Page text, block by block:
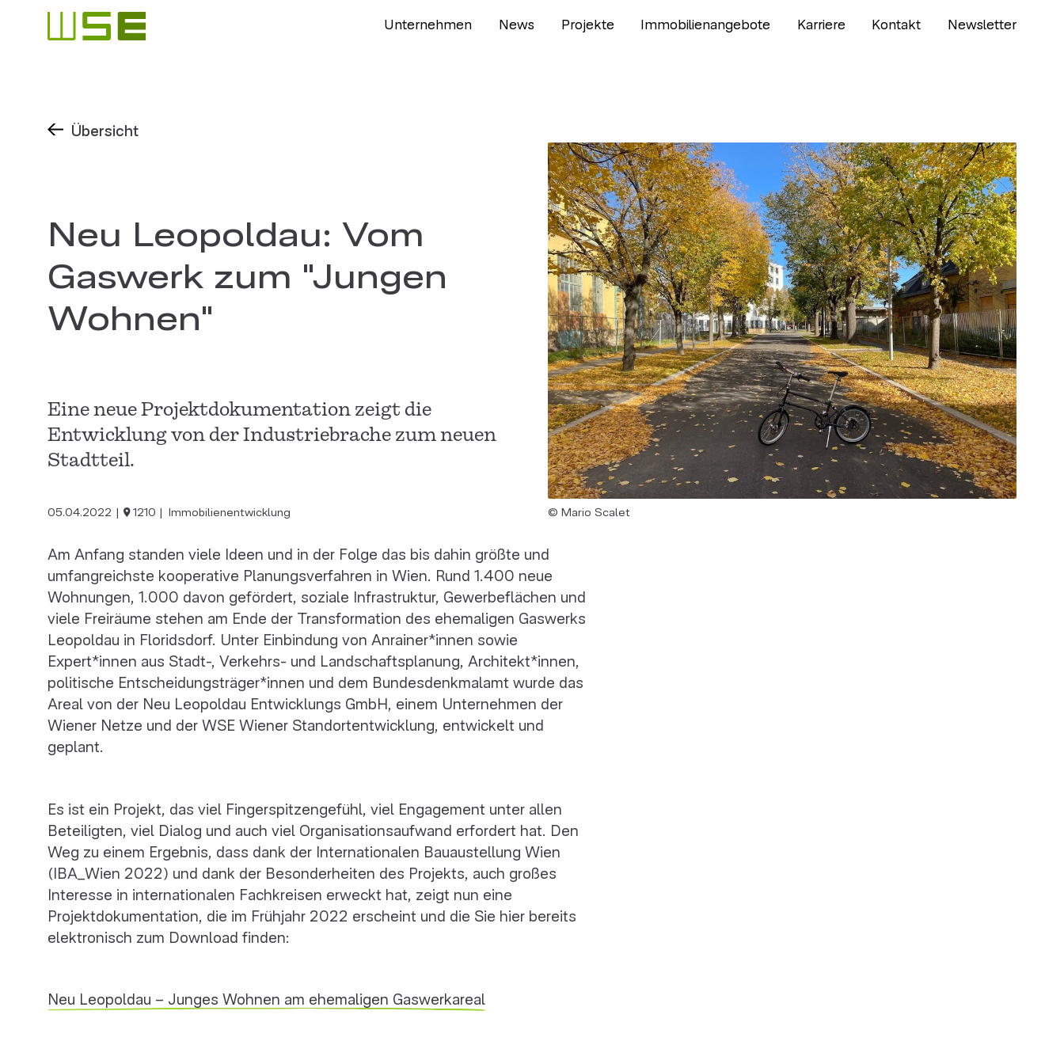
Unternehmen News Projekte Immobilienangebote Karriere Kontakt Newsletter
Übersicht
Neu Leopoldau: Vom
Gaswerk zum "Jungen
Wohnen"
Eine neue Projektdokumentation zeigt die
Entwicklung von der Industriebrache zum neuen
Stadtteil.
05.04.2022 1210 Immobilienentwicklung © Mario Scalet
Am Anfang standen viele Ideen und in der Folge das bis dahin größte und
umfangreichste kooperative Planungsverfahren in Wien. Rund 1.400 neue
Wohnungen, 1.000 davon gefördert, soziale Infrastruktur, Gewerbeflächen und
viele Freiräume stehen am Ende der Transformation des ehemaligen Gaswerks
Leopoldau in Floridsdorf. Unter Einbindung von Anrainer*innen sowie
Expert*innen aus Stadt-, Verkehrs- und Landschaftsplanung, Architekt*innen,
politische Entscheidungsträger*innen und dem Bundesdenkmalamt wurde das
Areal von der Neu Leopoldau Entwicklungs GmbH, einem Unternehmen der
Wiener Netze und der WSE Wiener Standortentwicklung, entwickelt und
geplant.
Es ist ein Projekt, das viel Fingerspitzengefühl, viel Engagement unter allen
Beteiligten, viel Dialog und auch viel Organisationsaufwand erfordert hat. Den
Weg zu einem Ergebnis, dass dank der Internationalen Bauaustellung Wien
(IBA_Wien 2022) und dank der Besonderheiten des Projekts, auch großes
Interesse in internationalen Fachkreisen erweckt hat, zeigt nun eine
Projektdokumentation, die im Frühjahr 2022 erscheint und die Sie hier bereits
elektronisch zum Download finden:
Neu Leopoldau – Junges Wohnen am ehemaligen Gaswerkareal